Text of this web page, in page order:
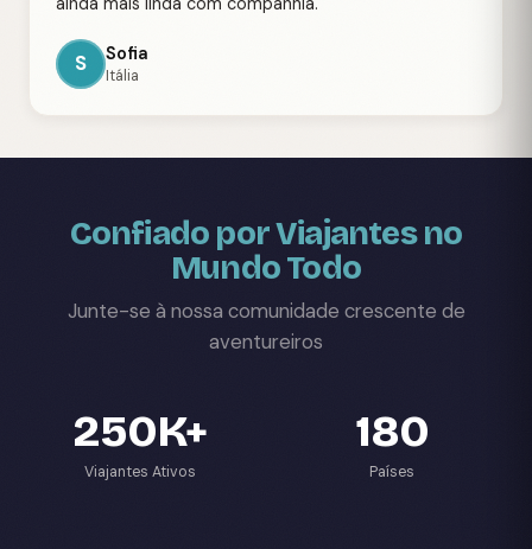
S Sofia
Itália
Confiado por Viajantes no
Mundo Todo
Junte-se à nossa comunidade crescente de
aventureiros
250K+
Viajantes Ativos
180
Países